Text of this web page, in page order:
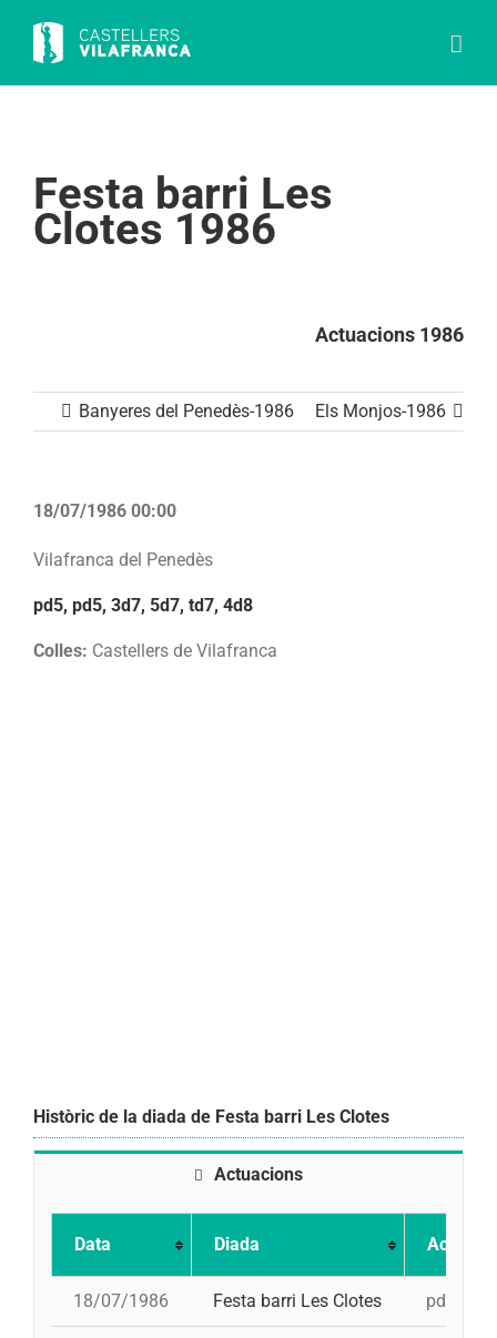
content
Festa barri Les
Clotes 1986
Actuacions 1986
Banyeres del Penedès-1986 Els Monjos-1986
18/07/1986 00:00
Vilafranca del Penedès
pd5, pd5, 3d7, 5d7, td7, 4d8
Colles: Castellers de Vilafranca
Històric de la diada de Festa barri Les Clotes
Actuacions
Data Diada Actuació
18/07/1986 Festa barri Les Clotes pd5,